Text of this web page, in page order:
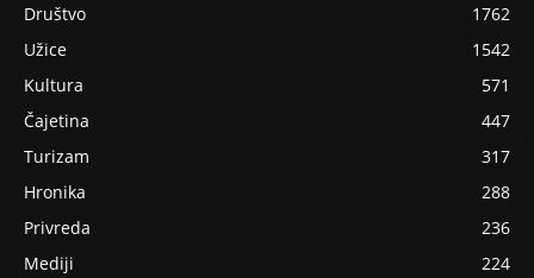
Društvo
1762
Užice
1542
Kultura
571
Čajetina
447
Turizam
317
Hronika
288
Privreda
236
Mediji
224